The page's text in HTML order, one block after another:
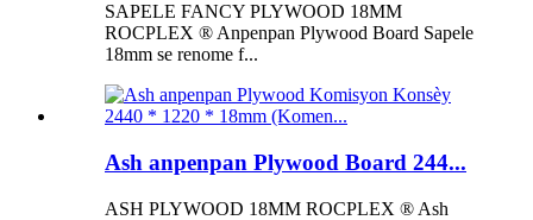
SAPELE FANCY PLYWOOD 18MM
ROCPLEX ® Anpenpan Plywood Board Sapele
18mm se renome f...
Ash anpenpan Plywood Board 244...
ASH PLYWOOD 18MM ROCPLEX ® Ash